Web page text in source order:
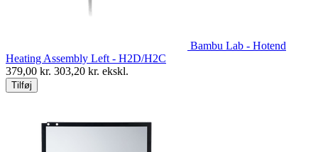
Bambu Lab - Hotend
Heating Assembly Left - H2D/H2C
379,00 kr. 303,20 kr. ekskl.
Tilføj